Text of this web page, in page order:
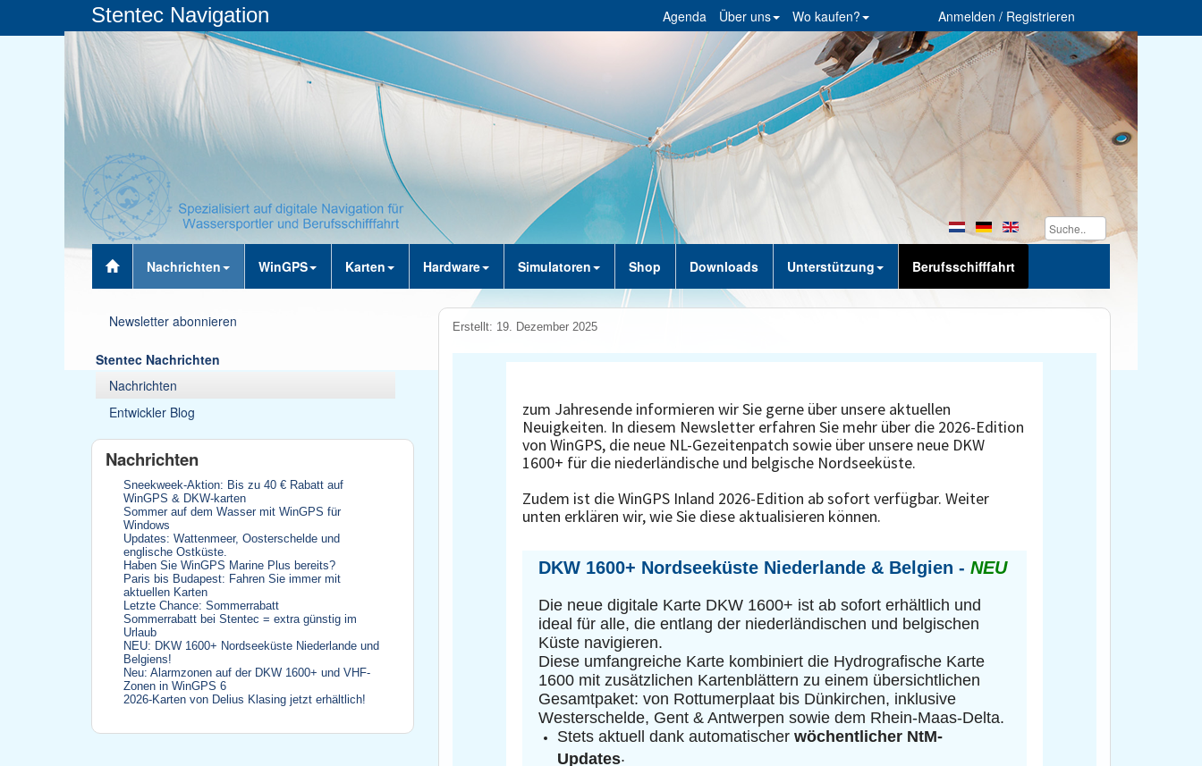
Stentec Navigation Anmelden / Registrieren
Wo kaufen?
Über uns
Agenda
Nachrichten WinGPS Karten Hardware Simulatoren Shop Downloads Unterstützung Berufsschifffahrt
Erstellt: 19. Dezember 2025
zum Jahresende informieren wir Sie gerne über unsere aktuellen
Neuigkeiten. In diesem Newsletter erfahren Sie mehr über die 2026-Edition
von WinGPS, die neue NL-Gezeitenpatch sowie über unsere neue DKW
1600+ für die niederländische und belgische Nordseeküste.
Zudem ist die WinGPS Inland 2026-Edition ab sofort verfügbar. Weiter
unten erklären wir, wie Sie diese aktualisieren können.
DKW 1600+ Nordseeküste Niederlande & Belgien - NEU
Die neue digitale Karte DKW 1600+ ist ab sofort erhältlich und
ideal für alle, die entlang der niederländischen und belgischen
Küste navigieren.
Diese umfangreiche Karte kombiniert die Hydrografische Karte
1600 mit zusätzlichen Kartenblättern zu einem übersichtlichen
Gesamtpaket: von Rottumerplaat bis Dünkirchen, inklusive
Westerschelde, Gent & Antwerpen sowie dem Rhein-Maas-Delta.
Stets aktuell dank automatischer wöchentlicher NtM-
Updates.
Newsletter abonnieren
Stentec Nachrichten
Nachrichten
Entwickler Blog
Nachrichten
Sneekweek-Aktion: Bis zu 40 € Rabatt auf
WinGPS & DKW-karten
Sommer auf dem Wasser mit WinGPS für
Windows
Updates: Wattenmeer, Oosterschelde und
englische Ostküste.
Haben Sie WinGPS Marine Plus bereits?
Paris bis Budapest: Fahren Sie immer mit
aktuellen Karten
Letzte Chance: Sommerrabatt
Sommerrabatt bei Stentec = extra günstig im
Urlaub
NEU: DKW 1600+ Nordseeküste Niederlande und
Belgiens!
Neu: Alarmzonen auf der DKW 1600+ und VHF-
Zonen in WinGPS 6
2026-Karten von Delius Klasing jetzt erhältlich!